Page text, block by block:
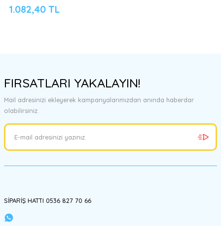
1.082,40 TL
FIRSATLARI YAKALAYIN!
Mail adresinizi ekleyerek kampanyalarımızdan anında haberdar
olabilirsiniz.
SİPARİŞ HATTI 0536 827 70 66